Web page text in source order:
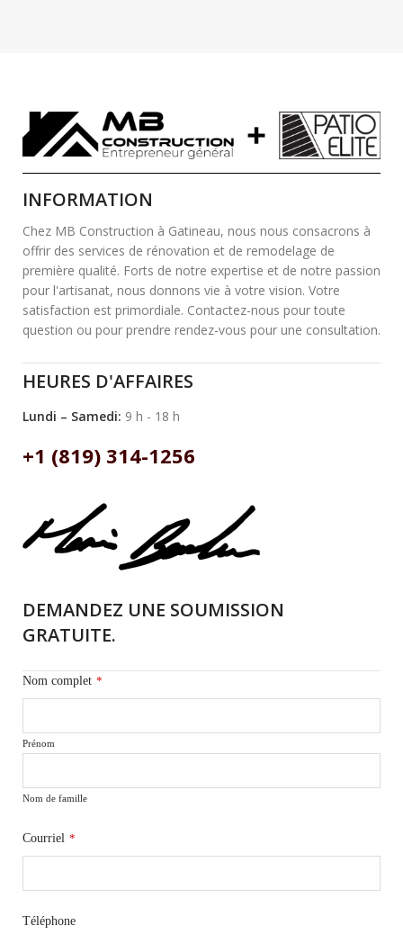
INFORMATION
Chez MB Construction à Gatineau, nous nous consacrons à
offrir des services de rénovation et de remodelage de
première qualité. Forts de notre expertise et de notre passion
pour l'artisanat, nous donnons vie à votre vision. Votre
satisfaction est primordiale. Contactez-nous pour toute
question ou pour prendre rendez-vous pour une consultation.
HEURES D'AFFAIRES
Lundi – Samedi: 9 h - 18 h
+1 (819) 314-1256
DEMANDEZ UNE SOUMISSION
GRATUITE.
Nom complet *
Prénom
Nom de famille
Courriel *
Téléphone